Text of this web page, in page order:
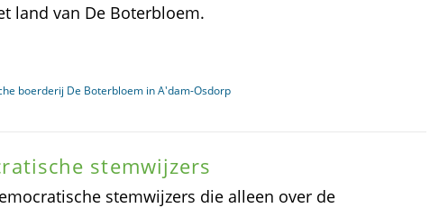
land van De Boterbloem.
boerderij De Boterbloem in A'dam-Osdorp
stemwijzers
stemwijzers die alleen over de